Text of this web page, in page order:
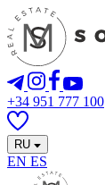
+34 951 777 100
RU
EN ES